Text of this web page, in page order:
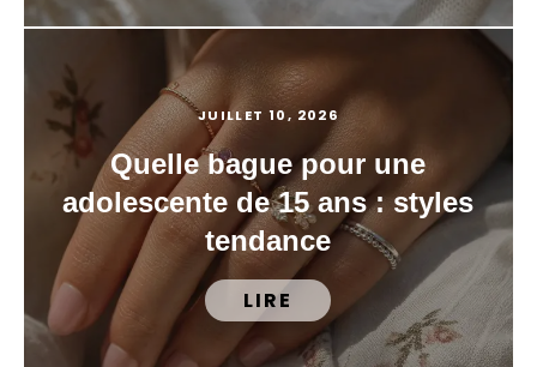
JUILLET 10, 2026
Quelle bague pour une
adolescente de 15 ans : styles
tendance
LIRE